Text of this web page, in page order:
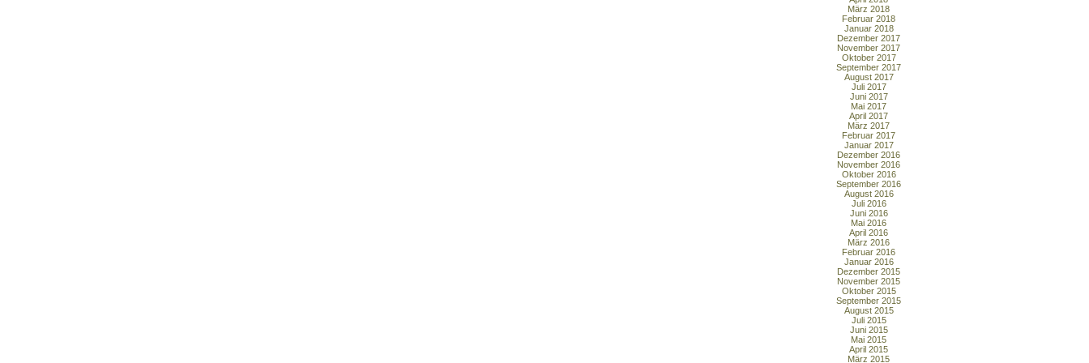
März 2018
Februar 2018
Januar 2018
Dezember 2017
November 2017
Oktober 2017
September 2017
August 2017
Juli 2017
Juni 2017
Mai 2017
April 2017
März 2017
Februar 2017
Januar 2017
Dezember 2016
November 2016
Oktober 2016
September 2016
August 2016
Juli 2016
Juni 2016
Mai 2016
April 2016
März 2016
Februar 2016
Januar 2016
Dezember 2015
November 2015
Oktober 2015
September 2015
August 2015
Juli 2015
Juni 2015
Mai 2015
April 2015
März 2015